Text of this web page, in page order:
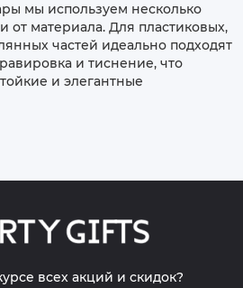
мы используем несколько
от материала. Для пластиковых,
частей идеально подходят
и тиснение, что
и элегантные
всех акций и скидок?